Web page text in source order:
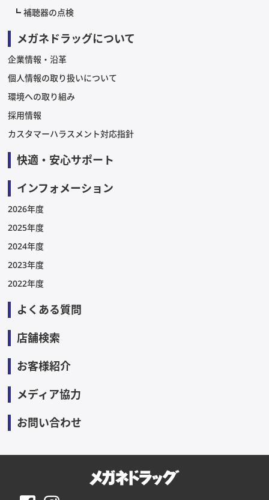
補聴器の点検
メガネドラッグについて
企業情報・沿革
個人情報の取り扱いについて
環境への取り組み
採用情報
カスタマーハラスメント対応指針
快適・安心サポート
インフォメーション
2026年度
2025年度
2024年度
2023年度
2022年度
よくある質問
店舗検索
お客様紹介
メディア協力
お問い合わせ